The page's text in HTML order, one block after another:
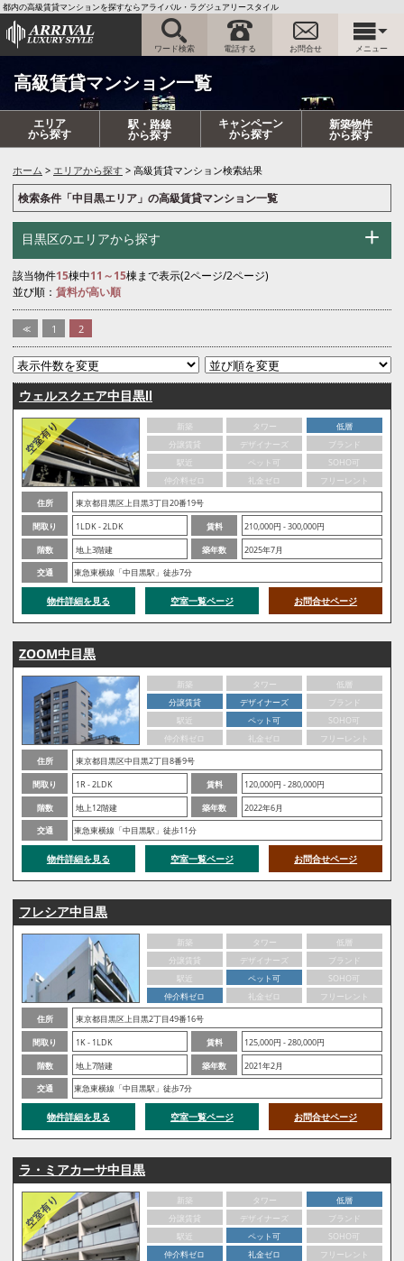
都内の高級賃貸マンションを探すならアライバル・ラグジュアリースタイル
ワード検索 電話する お問合せ メニュー
高級賃貸マンション一覧
エリア
から探す
駅・路線
から探す
キャンペーン
から探す
新築物件
から探す
ホーム エリアから探す 高級賃貸マンション検索結果
検索条件「中目黒エリア」の高級賃貸マンション一覧
目黒区のエリアから探す
該当物件15棟中11～15棟まで表示(2ページ/2ページ)
並び順： 賃料が高い順
<< 1 2
ウェルスクエア中目黒Ⅱ
新築 タワー
低層
分譲賃貸
デザイナーズ
ブランド
駅近
ペット可
SOHO可
仲介料ゼロ
礼金ゼロ
フリーレント
住所
東京都目黒区上目黒3丁目20番19号
間取り
1LDK - 2LDK 賃料
210,000円 - 300,000円
階数
地上3階建 築年数
2025年7月
交通
東急東横線「中目黒駅」徒歩7分
物件詳細を見る 空室一覧ページ お問合せページ
ZOOM中目黒
新築 タワー
低層
分譲賃貸
デザイナーズ
ブランド
駅近
ペット可
SOHO可
仲介料ゼロ
礼金ゼロ
フリーレント
住所
東京都目黒区中目黒2丁目8番9号
間取り
1R - 2LDK 賃料
120,000円 - 280,000円
階数
地上12階建 築年数
2022年6月
交通
東急東横線「中目黒駅」徒歩11分
物件詳細を見る 空室一覧ページ お問合せページ
フレシア中目黒
新築 タワー
低層
分譲賃貸
デザイナーズ
ブランド
駅近
ペット可
SOHO可
仲介料ゼロ
礼金ゼロ
フリーレント
住所
東京都目黒区上目黒2丁目49番16号
間取り
1K - 1LDK 賃料
125,000円 - 280,000円
階数
地上7階建 築年数
2021年2月
交通
東急東横線「中目黒駅」徒歩7分
物件詳細を見る 空室一覧ページ お問合せページ
ラ・ミアカーサ中目黒
新築 タワー
低層
分譲賃貸
デザイナーズ
ブランド
駅近
ペット可
SOHO可
仲介料ゼロ
礼金ゼロ
フリーレント